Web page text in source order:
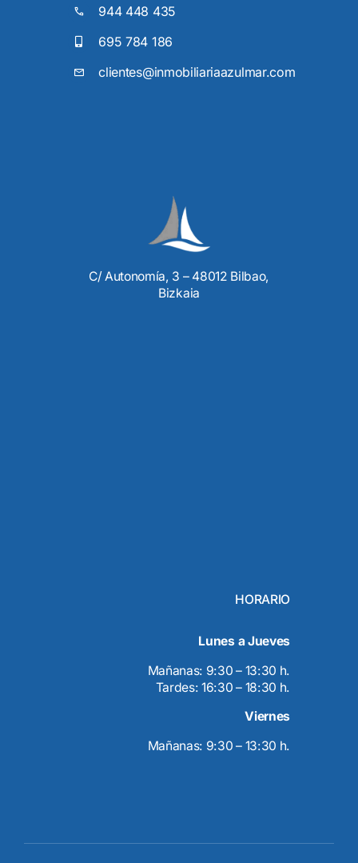
944 448 435
695 784 186
clientes@inmobiliariaazulmar.com
C/ Autonomía, 3 – 48012 Bilbao,
Bizkaia
HORARIO
Lunes a Jueves
Mañanas: 9:30 – 13:30 h.
Tardes: 16:30 – 18:30 h.
Viernes
Mañanas: 9:30 – 13:30 h.